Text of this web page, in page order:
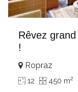
Rêvez
!
Ropraz
12 450 m2